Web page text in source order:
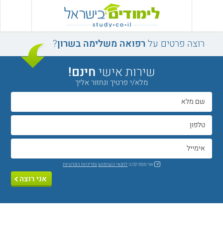
רוצה פרטים על רפואה משלימה בשרון?
שירות אישיחינם!
מלא/י פרטיך ונחזור אליך
אני מסכים/הלתנאי השימוש ומדיניות הפרטיות
אני רוצה